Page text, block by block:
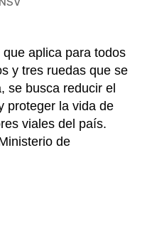
aplica para todos
y tres ruedas que se
se busca reducir el
proteger la vida de
viales del país.
de